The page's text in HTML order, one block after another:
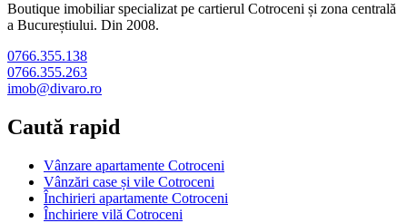
Boutique imobiliar specializat pe cartierul Cotroceni și zona centrală
a Bucureștiului. Din 2008.
0766.355.138
0766.355.263
imob@divaro.ro
Caută rapid
Vânzare apartamente Cotroceni
Vânzări case și vile Cotroceni
Închirieri apartamente Cotroceni
Închiriere vilă Cotroceni